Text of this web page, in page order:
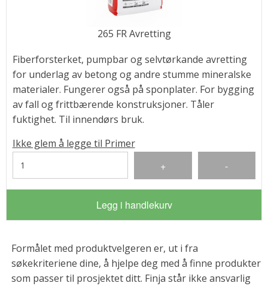
265 FR Avretting
Fiberforsterket, pumpbar og selvtørkande avretting
for underlag av betong og andre stumme mineralske
materialer. Fungerer også på sponplater. For bygging
av fall og frittbærende konstruksjoner. Tåler
fuktighet. Til innendørs bruk.
Ikke glem å legge til Primer
Legg i handlekurv
Formålet med produktvelgeren er, ut i fra
søkekriteriene dine, å hjelpe deg med å finne produkter
som passer til prosjektet ditt. Finja står ikke ansvarlig